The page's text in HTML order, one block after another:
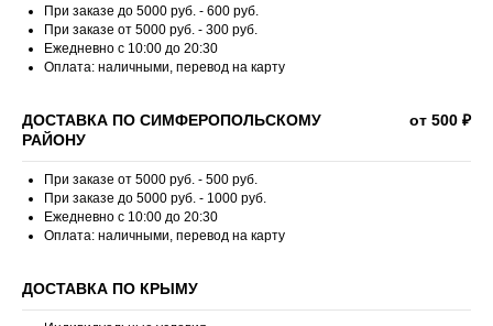
При заказе до 5000 руб. - 600 руб.
При заказе от 5000 руб. - 300 руб.
Ежедневно с 10:00 до 20:30
Оплата: наличными, перевод на карту
ДОСТАВКА ПО СИМФЕРОПОЛЬСКОМУ
РАЙОНУ
от 500 ₽
При заказе от 5000 руб. - 500 руб.
При заказе до 5000 руб. - 1000 руб.
Ежедневно с 10:00 до 20:30
Оплата: наличными, перевод на карту
ДОСТАВКА ПО КРЫМУ